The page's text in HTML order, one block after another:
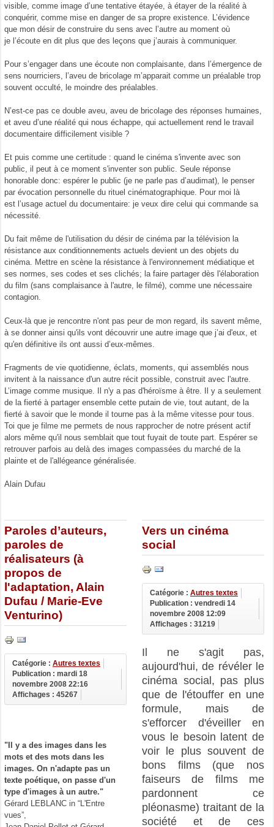
visible, comme image d’une tentative étayée, à étayer de la réalité à
conquérir, comme mise en danger de sa propre existence. L’évidence
que mon désir de construire du sens avec l’autre au moment où
je l’écoute en dit plus que des leçons que j’aurais à communiquer.
Pour s’engager dans une écoute non complaisante, dans l’émergence de
sens nourriciers, l’aveu de bricolage m’apparait comme un préalable trop
souvent occulté, le moindre des préalables.
N’est-ce pas ce double aveu, aveu de bricolage des réponses humaines,
et aveu d’une réalité qui nous échappe, qui actuellement rend le travail
documentaire difficilement visible ?
Et puis comme une certitude : quand le cinéma s'invente avec son
public, il peut à ce moment s'inventer son public. Seule réponse
honorable donc: espérer le public (je ne parle pas d’audimat), le penser
par évocation personnelle du rituel cinématographique. Pour moi là
est l’usage actuel du documentaire: je veux dire celui qui commande sa
nécessité.
Du fait même de l'utilisation du désir de cinéma par la télévision la
résistance aux conditionnements actuels devient un des objets du
cinéma. Mettre en scène la résistance à l'environnement médiatique et
ses normes, ses codes et ses clichés; la faire partager dès l'élaboration
du film (sans complaisance à l'autre, le filmé), comme une nécessaire
contagion.
Ceux-là que je rencontre n'ont pas peur de mon regard, ils savent même,
à se donner ainsi qu'ils vont découvrir une autre image que j’ai d'eux, et
qu'en définitive ils ont aussi d’eux-mêmes.
Fragments de vie quotidienne, éclats, moments, qui assemblés nous
invitent à la naissance d'un autre récit possible, construit avec l'autre.
L’image comme musique. Il n'y a pas d'héroïsme à être. Il y a seulement
de la fierté à partager ensemble cette putain de vie, tout autant, de la
fierté à savoir que le monde il tourne pas à la même vitesse pour tous.
Toi que je filme me permets de nous rapprocher de notre présent actif
alors même qu'il nous semblait que tout fuyait de toute part. Espérer se
retrouver parfois au delà des images compassées du marché de la
plainte et de l'allégeance généralisée.
Alain Dufau
Paroles d’auteurs,
paroles de
réalisateurs (à
propos de
l'adaptation, Alain
Dufau / Marie-Eve
Venturino)
Catégorie : Autres textes
Publication : mardi 18
novembre 2008 22:16
Affichages : 45267
"Il y a des images dans les
mots et des mots dans les
images. On n'adapte pas un
texte poétique, on passe d'un
type d'images à un autre."
Gérard LEBLANC in “L'Entre
vues”,
Vers un cinéma
social
Catégorie : Autres textes
Publication : vendredi 14
novembre 2008 12:09
Affichages : 31219
Il ne s'agit pas,
aujourd'hui, de révéler le
cinéma social, pas plus
que de l'étouffer en une
formule, mais de
s'efforcer d'éveiller en
vous le besoin latent de
voir le plus souvent de
bons films (que nos
faiseurs de films me
pardonnent ce
pléonasme) traitant de la
société et de ces